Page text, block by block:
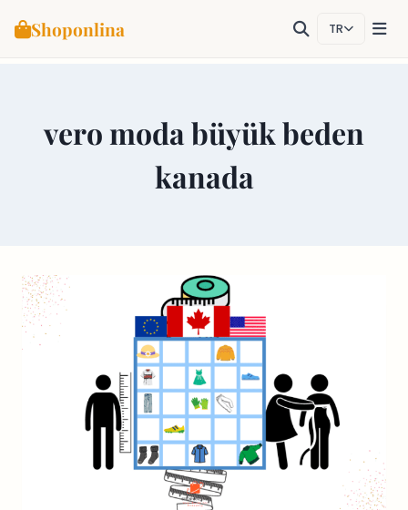
content
Shoponlina TR
vero moda büyük beden
kanada